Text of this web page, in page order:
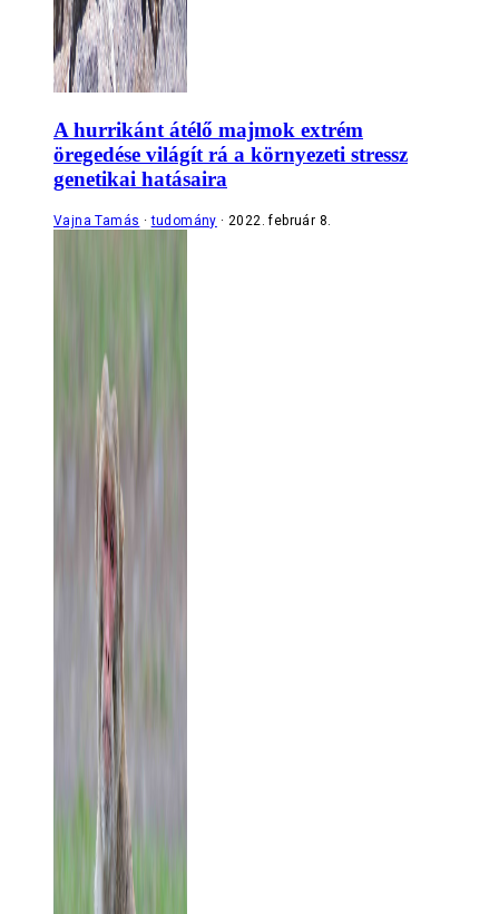
A hurrikánt átélő majmok extrém
öregedése világít rá a környezeti stressz
genetikai hatásaira
Vajna Tamás tudomány 2022. február 8.